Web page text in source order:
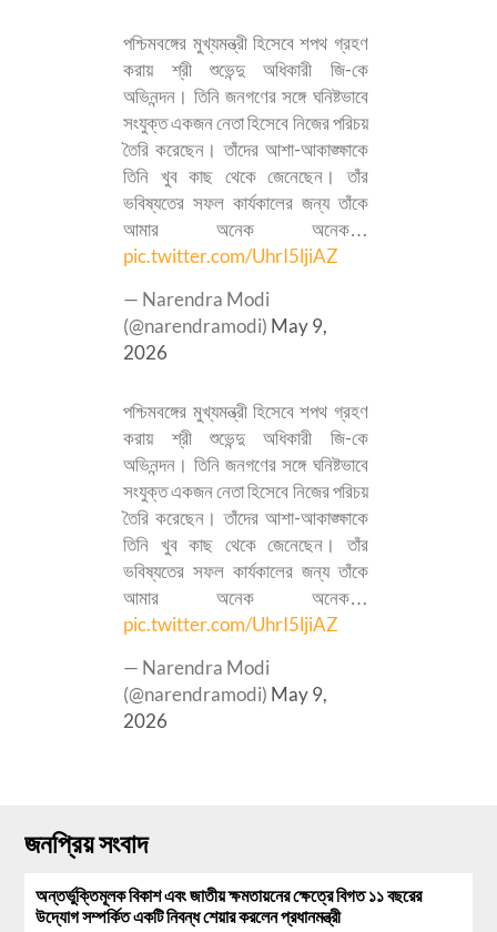
পশ্চিমবঙ্গের মুখ্যমন্ত্রী হিসেবে শপথ গ্রহণ
করায় শ্রী শুভেন্দু অধিকারী জি-কে
অভিনন্দন। তিনি জনগণের সঙ্গে ঘনিষ্টভাবে
সংযুক্ত একজন নেতা হিসেবে নিজের পরিচয়
তৈরি করেছেন। তাঁদের আশা-আকাঙ্ক্ষাকে
তিনি খুব কাছ থেকে জেনেছেন। তাঁর
ভবিষ্যতের সফল কার্যকালের জন্য তাঁকে
আমার অনেক অনেক…
pic.twitter.com/UhrI5ljiAZ
— Narendra Modi
(@narendramodi) May 9,
2026
পশ্চিমবঙ্গের মুখ্যমন্ত্রী হিসেবে শপথ গ্রহণ
করায় শ্রী শুভেন্দু অধিকারী জি-কে
অভিনন্দন। তিনি জনগণের সঙ্গে ঘনিষ্টভাবে
সংযুক্ত একজন নেতা হিসেবে নিজের পরিচয়
তৈরি করেছেন। তাঁদের আশা-আকাঙ্ক্ষাকে
তিনি খুব কাছ থেকে জেনেছেন। তাঁর
ভবিষ্যতের সফল কার্যকালের জন্য তাঁকে
আমার অনেক অনেক…
pic.twitter.com/UhrI5ljiAZ
— Narendra Modi
(@narendramodi) May 9,
2026
জনপ্রিয় সংবাদ
অন্তর্ভুক্তিমূলক বিকাশ এবং জাতীয় ক্ষমতায়নের ক্ষেত্রে বিগত ১১ বছরের
উদ্যোগ সম্পর্কিত একটি নিবন্ধ শেয়ার করলেন প্রধানমন্ত্রী